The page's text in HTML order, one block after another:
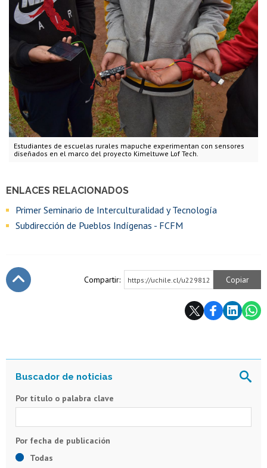
Estudiantes de escuelas rurales mapuche experimentan con sensores
diseñados en el marco del proyecto Kimeltuwe Lof Tech.
ENLACES RELACIONADOS
Primer Seminario de Interculturalidad y Tecnología
Subdirección de Pueblos Indígenas - FCFM
Compartir: https://uchile.cl/u229812 Copiar
Por título o palabra clave
Todas